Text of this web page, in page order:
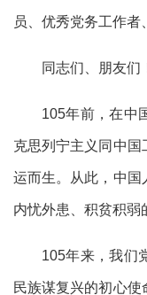
员、优秀党务工作者
同志们、朋友们
105年前，在中
克思列宁主义同中国
运而生。从此，中国
内忧外患、积贫积弱
105年来，我们
民族谋复兴的初心